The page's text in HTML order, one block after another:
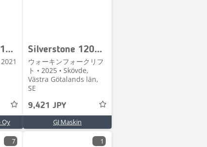
Silverstone ES16-RSIPV-LI Pinontavaunu
Oy
Silverstone 1200 kg och 1,6/2,7/3,6/4m lyfthöjd HYR-KÖP
ウォーキンフォークリフ
ト • 2025 • Skövde,
Västra Götalands län,
SE
9,421 JPY
GJ Maskin
7 1